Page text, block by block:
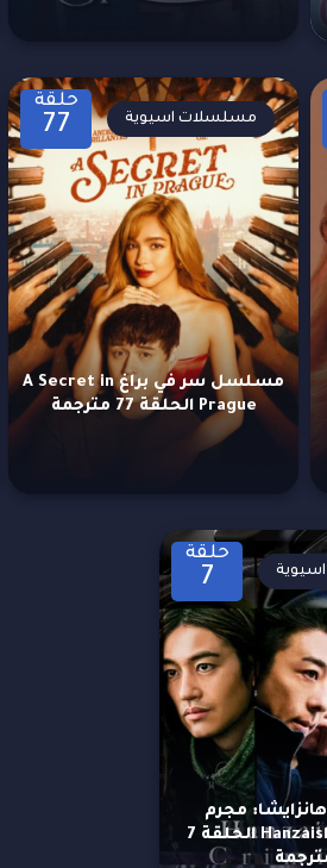
حلقة
77
مسلسل سر في براغ A Secret in
Prague الحلقة 77 مترجمة
مسلسلات اسيوية
حلقة
7
مجرم
Hanzaisha: Criminal الحلقة 7